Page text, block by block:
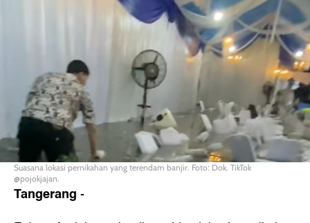
Suasana lokasi pernikahan yang terendam banjir. Foto: Dok. TikTok
@pojokjajan.
Tangerang -